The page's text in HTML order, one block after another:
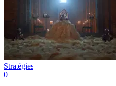
Stratégies
0